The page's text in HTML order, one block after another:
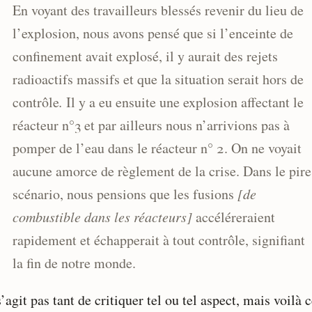
En voyant des travailleurs blessés revenir du lieu de
l’explosion, nous avons pensé que si l’enceinte de
confinement avait explosé, il y aurait des rejets
radioactifs massifs et que la situation serait hors de
contrôle. Il y a eu ensuite une explosion affectant le
réacteur n°3 et par ailleurs nous n’arrivions pas à
pomper de l’eau dans le réacteur n° 2. On ne voyait
aucune amorce de règlement de la crise. Dans le pire
scénario, nous pensions que les fusions [de
combustible dans les réacteurs]accéléreraient
rapidement et échapperait à tout contrôle, signifiant
la fin de notre monde.
pas tant de critiquer tel ou tel aspect, mais voilà